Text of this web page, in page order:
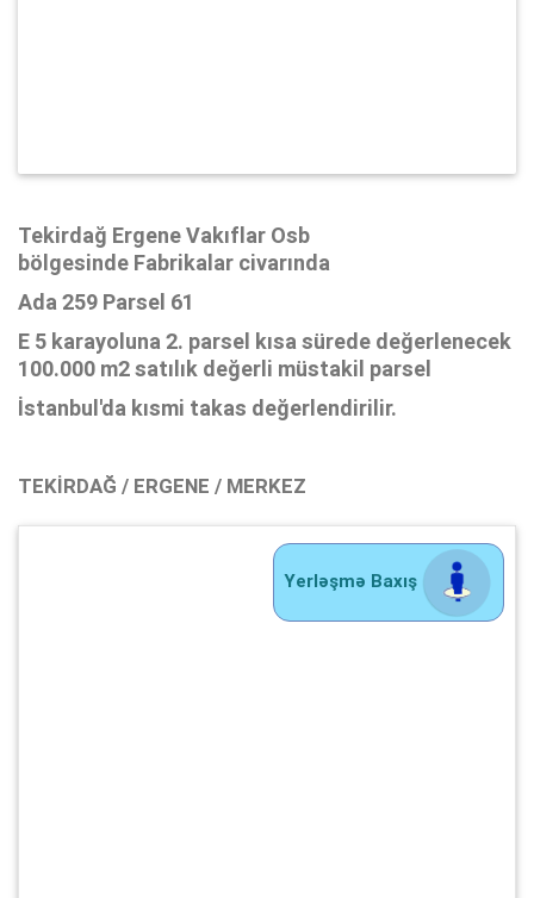
Tekirdağ Ergene Vakıflar Osb
bölgesinde Fabrikalar civarında
Ada 259 Parsel 61
E 5 karayoluna 2. parsel kısa sürede değerlenecek
100.000 m2 satılık değerli müstakil parsel
İstanbul'da kısmi takas değerlendirilir.
TEKIRDAĞ / ERGENE / MERKEZ
Yerləşmə Baxış